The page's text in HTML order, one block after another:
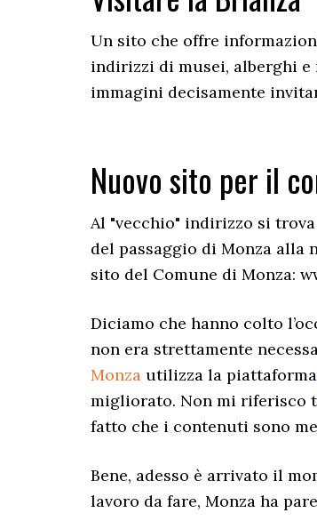
Un sito che offre
indirizzi di musei, alberghi
immagini decisamente
Nuovo sito per il
Al "vecchio" indirizzo si
del passaggio di Monza alla
sito del Comune di Monza:
Diciamo che hanno colto
non era strettamente
Monza utilizza la piattaforma
migliorato. Non mi riferisco
fatto che i contenuti sono
Bene, adesso è arrivato il
lavoro da fare, Monza ha